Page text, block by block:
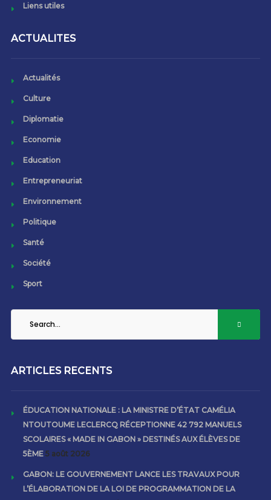
Liens utiles
ACTUALITES
Actualités
Culture
Diplomatie
Economie
Education
Entrepreneuriat
Environnement
Politique
Santé
Société
Sport
ARTICLES RECENTS
ÉDUCATION NATIONALE : LA MINISTRE D’ÉTAT CAMÉLIA
NTOUTOUME LECLERCQ RÉCEPTIONNE 42 792 MANUELS
SCOLAIRES « MADE IN GABON » DESTINÉS AUX ÉLÈVES DE
5ÈME 5 août 2026
GABON: LE GOUVERNEMENT LANCE LES TRAVAUX POUR
L’ÉLABORATION DE LA LOI DE PROGRAMMATION DE LA